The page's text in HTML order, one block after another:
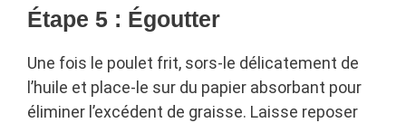
Étape 5 : Égoutter
Une fois le poulet frit, sors-le délicatement de
l’huile et place-le sur du papier absorbant pour
éliminer l’excédent de graisse. Laisse reposer